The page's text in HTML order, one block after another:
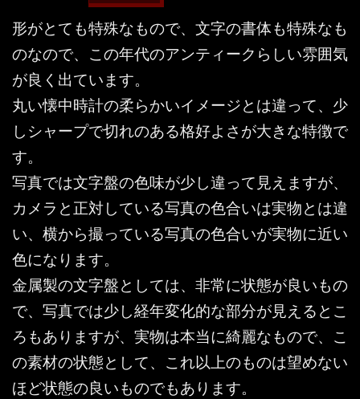
形がとても特殊なもので、文字の書体も特殊なも
のなので、この年代のアンティークらしい雰囲気
が良く出ています。
丸い懐中時計の柔らかいイメージとは違って、少
しシャープで切れのある格好よさが大きな特徴で
す。
写真では文字盤の色味が少し違って見えますが、
カメラと正対している写真の色合いは実物とは違
い、横から撮っている写真の色合いが実物に近い
色になります。
金属製の文字盤としては、非常に状態が良いもの
で、写真では少し経年変化的な部分が見えるとこ
ろもありますが、実物は本当に綺麗なもので、こ
の素材の状態として、これ以上のものは望めない
ほど状態の良いものでもあります。